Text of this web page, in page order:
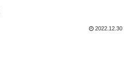
2022.12.30